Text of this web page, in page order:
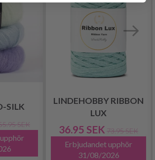
SILK
SEK
LINDEHOBBY RIBBON
LUX
36.95 SEK 73.95 SEK
Erbjudandet upphör
31/08/2026